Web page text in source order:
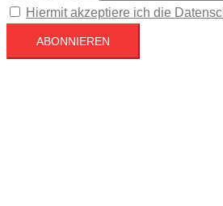
Hiermit akzeptiere ich die